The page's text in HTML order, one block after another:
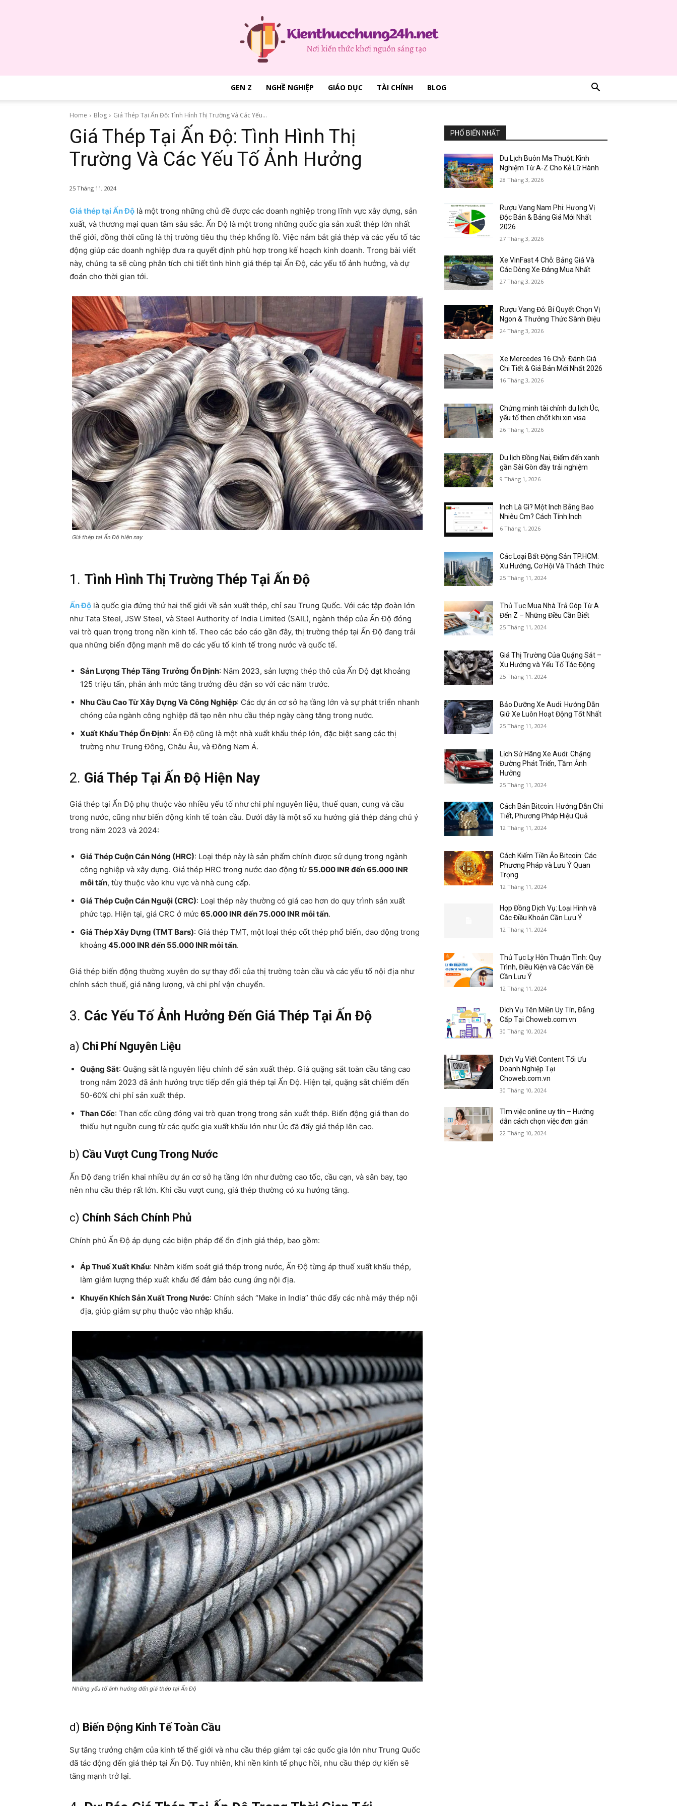
Nơi
kiến
thức
khơi
nguồn
tạo
GEN Z NGHỀ NGHIỆP GIÁO DỤC TÀI CHÍNH BLOG
Home Blog Giá Thép Tại Ấn Độ: Tình Hình Thị Trường Và Các Yếu...
Giá Thép Tại Ấn Độ: Tình Hình Thị
Trường Và Các Yếu Tố Ảnh Hưởng
25 Tháng 11, 2024
Giá thép tại Ấn Độ là một trong những chủ đề được các doanh nghiệp trong lĩnh vực xây dựng, sản
xuất, và thương mại quan tâm sâu sắc. Ấn Độ là một trong những quốc gia sản xuất thép lớn nhất
thế giới, đồng thời cũng là thị trường tiêu thụ thép khổng lồ. Việc nắm bắt giá thép và các yếu tố tác
động giúp các doanh nghiệp đưa ra quyết định phù hợp trong kế hoạch kinh doanh. Trong bài viết
này, chúng ta sẽ cùng phân tích chi tiết tình hình giá thép tại Ấn Độ, các yếu tố ảnh hưởng, và dự
đoán cho thời gian tới.
Giá thép tại Ấn Độ hiện nay
1. Tình Hình Thị Trường Thép Tại Ấn Độ
Ấn Độ là quốc gia đứng thứ hai thế giới về sản xuất thép, chỉ sau Trung Quốc. Với các tập đoàn lớn
như Tata Steel, JSW Steel, và Steel Authority of India Limited (SAIL), ngành thép của Ấn Độ đóng
vai trò quan trọng trong nền kinh tế. Theo các báo cáo gần đây, thị trường thép tại Ấn Độ đang trải
qua những biến động mạnh mẽ do các yếu tố kinh tế trong nước và quốc tế.
Sản Lượng Thép Tăng Trưởng Ổn Định: Năm 2023, sản lượng thép thô của Ấn Độ đạt khoảng
125 triệu tấn, phản ánh mức tăng trưởng đều đặn so với các năm trước.
Nhu Cầu Cao Từ Xây Dựng Và Công Nghiệp: Các dự án cơ sở hạ tầng lớn và sự phát triển nhanh
chóng của ngành công nghiệp đã tạo nên nhu cầu thép ngày càng tăng trong nước.
Xuất Khẩu Thép Ổn Định: Ấn Độ cũng là một nhà xuất khẩu thép lớn, đặc biệt sang các thị
trường như Trung Đông, Châu Âu, và Đông Nam Á.
2. Giá Thép Tại Ấn Độ Hiện Nay
Giá thép tại Ấn Độ phụ thuộc vào nhiều yếu tố như chi phí nguyên liệu, thuế quan, cung và cầu
trong nước, cũng như biến động kinh tế toàn cầu. Dưới đây là một số xu hướng giá thép đáng chú ý
trong năm 2023 và 2024:
Giá Thép Cuộn Cán Nóng (HRC): Loại thép này là sản phẩm chính được sử dụng trong ngành
công nghiệp và xây dựng. Giá thép HRC trong nước dao động từ 55.000 INR đến 65.000 INR
mỗi tấn, tùy thuộc vào khu vực và nhà cung cấp.
Giá Thép Cuộn Cán Nguội (CRC): Loại thép này thường có giá cao hơn do quy trình sản xuất
phức tạp. Hiện tại, giá CRC ở mức 65.000 INR đến 75.000 INR mỗi tấn.
Giá Thép Xây Dựng (TMT Bars): Giá thép TMT, một loại thép cốt thép phổ biến, dao động trong
khoảng 45.000 INR đến 55.000 INR mỗi tấn.
Giá thép biến động thường xuyên do sự thay đổi của thị trường toàn cầu và các yếu tố nội địa như
chính sách thuế, giá năng lượng, và chi phí vận chuyển.
3. Các Yếu Tố Ảnh Hưởng Đến Giá Thép Tại Ấn Độ
a) Chi Phí Nguyên Liệu
Quặng Sắt: Quặng sắt là nguyên liệu chính để sản xuất thép. Giá quặng sắt toàn cầu tăng cao
trong năm 2023 đã ảnh hưởng trực tiếp đến giá thép tại Ấn Độ. Hiện tại, quặng sắt chiếm đến
50-60% chi phí sản xuất thép.
Than Cốc: Than cốc cũng đóng vai trò quan trọng trong sản xuất thép. Biến động giá than do
thiếu hụt nguồn cung từ các quốc gia xuất khẩu lớn như Úc đã đẩy giá thép lên cao.
b) Cầu Vượt Cung Trong Nước
Ấn Độ đang triển khai nhiều dự án cơ sở hạ tầng lớn như đường cao tốc, cầu cạn, và sân bay, tạo
nên nhu cầu thép rất lớn. Khi cầu vượt cung, giá thép thường có xu hướng tăng.
c) Chính Sách Chính Phủ
Chính phủ Ấn Độ áp dụng các biện pháp để ổn định giá thép, bao gồm:
Áp Thuế Xuất Khẩu: Nhằm kiểm soát giá thép trong nước, Ấn Độ từng áp thuế xuất khẩu thép,
làm giảm lượng thép xuất khẩu để đảm bảo cung ứng nội địa.
Khuyến Khích Sản Xuất Trong Nước: Chính sách “Make in India” thúc đẩy các nhà máy thép nội
địa, giúp giảm sự phụ thuộc vào nhập khẩu.
Những yếu tố ảnh hưởng đến giá thép tại Ấn Độ
d) Biến Động Kinh Tế Toàn Cầu
Sự tăng trưởng chậm của kinh tế thế giới và nhu cầu thép giảm tại các quốc gia lớn như Trung Quốc
đã tác động đến giá thép tại Ấn Độ. Tuy nhiên, khi nền kinh tế phục hồi, nhu cầu thép dự kiến sẽ
tăng mạnh trở lại.
PHỔ BIẾN NHẤT
Du Lịch Buôn Ma Thuột: Kinh
Nghiệm Từ A-Z Cho Kẻ Lữ Hành
28 Tháng 3, 2026
Rượu Vang Nam Phi: Hương Vị
Độc Bản & Bảng Giá Mới Nhất
2026
27 Tháng 3, 2026
Xe VinFast 4 Chỗ: Bảng Giá Và
Các Dòng Xe Đáng Mua Nhất
27 Tháng 3, 2026
Rượu Vang Đỏ: Bí Quyết Chọn Vị
Ngon & Thưởng Thức Sành Điệu
24 Tháng 3, 2026
Xe Mercedes 16 Chỗ: Đánh Giá
Chi Tiết & Giá Bán Mới Nhất 2026
16 Tháng 3, 2026
Chứng minh tài chính du lịch Úc,
yếu tố then chốt khi xin visa
26 Tháng 1, 2026
Du lịch Đồng Nai, Điểm đến xanh
gần Sài Gòn đầy trải nghiệm
9 Tháng 1, 2026
Inch Là Gì? Một Inch Bằng Bao
Nhiêu Cm? Cách Tính Inch
6 Tháng 1, 2026
Các Loại Bất Động Sản TP.HCM:
Xu Hướng, Cơ Hội Và Thách Thức
25 Tháng 11, 2024
Thủ Tục Mua Nhà Trả Góp Từ A
Đến Z – Những Điều Cần Biết
25 Tháng 11, 2024
Giá Thị Trường Của Quặng Sắt –
Xu Hướng và Yếu Tố Tác Động
25 Tháng 11, 2024
Bảo Dưỡng Xe Audi: Hướng Dẫn
Giữ Xe Luôn Hoạt Động Tốt Nhất
25 Tháng 11, 2024
Lịch Sử Hãng Xe Audi: Chặng
Đường Phát Triển, Tầm Ảnh
Hưởng
25 Tháng 11, 2024
Cách Bán Bitcoin: Hướng Dẫn Chi
Tiết, Phương Pháp Hiệu Quả
12 Tháng 11, 2024
Cách Kiếm Tiền Ảo Bitcoin: Các
Phương Pháp và Lưu Ý Quan
Trọng
12 Tháng 11, 2024
Hợp Đồng Dịch Vụ: Loại Hình và
Các Điều Khoản Cần Lưu Ý
12 Tháng 11, 2024
Thủ Tục Ly Hôn Thuận Tình: Quy
Trình, Điều Kiện và Các Vấn Đề
Cần Lưu Ý
12 Tháng 11, 2024
Dịch Vụ Tên Miền Uy Tín, Đẳng
Cấp Tại Choweb.com.vn
30 Tháng 10, 2024
Dịch Vụ Viết Content Tối Ưu
Doanh Nghiệp Tại
Choweb.com.vn
30 Tháng 10, 2024
Tìm việc online uy tín – Hướng
dẫn cách chọn việc đơn giản
22 Tháng 10, 2024